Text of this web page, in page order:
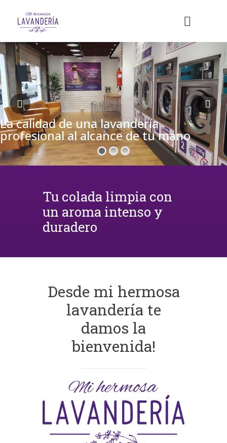
La calidad de una lavandería
profesional al alcance de tu mano
Tu colada limpia con
un aroma intenso y
duradero
Desde mi hermosa
lavandería te
damos la
bienvenida!